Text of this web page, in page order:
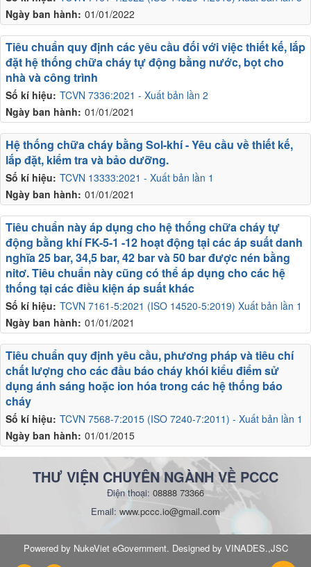
Ngày ban hành: 01/01/2022
Số kí hiệu: TCVN 7336:2021 - Xuất bản lần 2
Ngày ban hành: 01/01/2021
Tiêu chuẩn quy định các yêu cầu đối với việc thiết kế, lắp
đặt hệ thống chữa cháy tự động bằng nước, bọt cho
nhà và công trình
Số kí hiệu: TCVN 13333:2021 - Xuất bản lần 1
Ngày ban hành: 01/01/2021
Hệ thống chữa cháy bằng Sol-khí - Yêu cầu về thiết kế,
lắp đặt, kiểm tra và bảo dưỡng.
Số kí hiệu: TCVN 7161-5:2021 (ISO 14520-5:2019) Xuất bản lần 1
Ngày ban hành: 01/01/2021
Tiêu chuẩn này áp dụng cho hệ thống chữa cháy tự
động bằng khí FK-5-1 -12 hoạt động tại các áp suất danh
nghĩa 25 bar, 34,5 bar, 42 bar và 50 bar được nén bằng
nitơ. Tiêu chuẩn này cũng có thể áp dụng cho các hệ
thống tại các điều kiện áp suất khác
Số kí hiệu: TCVN 7568-7:2015 (ISO 7240-7:2011) - Xuất bản lần 1
Ngày ban hành: 01/01/2015
Tiêu chuẩn quy định yêu cầu, phương pháp và tiêu chí
chất lượng cho các đầu báo cháy khói kiểu điểm sử
dụng ánh sáng hoặc ion hóa trong các hệ thống báo
cháy
THƯ VIỆN CHUYÊN NGÀNH VỀ PCCC
Điện thoại: 08888 73366
Email: www.pccc.io@gmail.com
Powered by NukeViet eGovernment. Designed by VINADES.,JSC